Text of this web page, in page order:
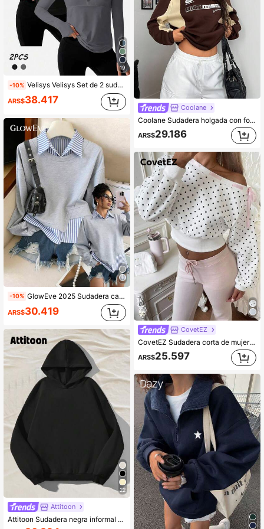
19
-10% Velisys Velisys Set de 2 sudaderas de ajuste delgado y casual con cierre de cremallera y unicolor
ARS$38.417
-10% GlowEve 2025 Sudadera casual de lino a rayas con parches y cuello, de moda y versátil, adecuada para el uso diario y vacaciones en otoño
ARS$30.419
22
Attitoon
Attitoon Sudadera negra informal con estampado mínimo, manga larga, ajuste holgado, gruesa, con capucha para mujer, para primavera/otoño
Coolane
Coolane Sudadera holgada con forro polar y bloques de color para mujer, para otoño/invierno
ARS$29.186
CovetEZ
CovetEZ Sudadera corta de mujer con estampado de lunares, cuello asimétrico y lazo
ARS$25.597